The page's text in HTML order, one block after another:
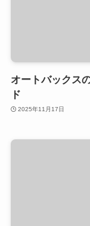
オートバックス
ド
2025年11月17日